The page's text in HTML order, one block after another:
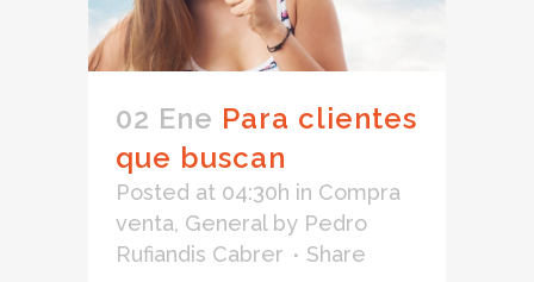
02 Ene Para clientes
que buscan
Posted at 04:30h in Compra
venta, General by Pedro
Rufiandis Cabrer
Share